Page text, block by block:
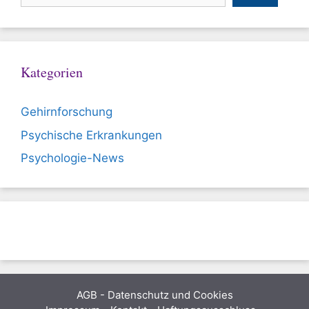
Kategorien
Gehirnforschung
Psychische Erkrankungen
Psychologie-News
AGB - Datenschutz und Cookies